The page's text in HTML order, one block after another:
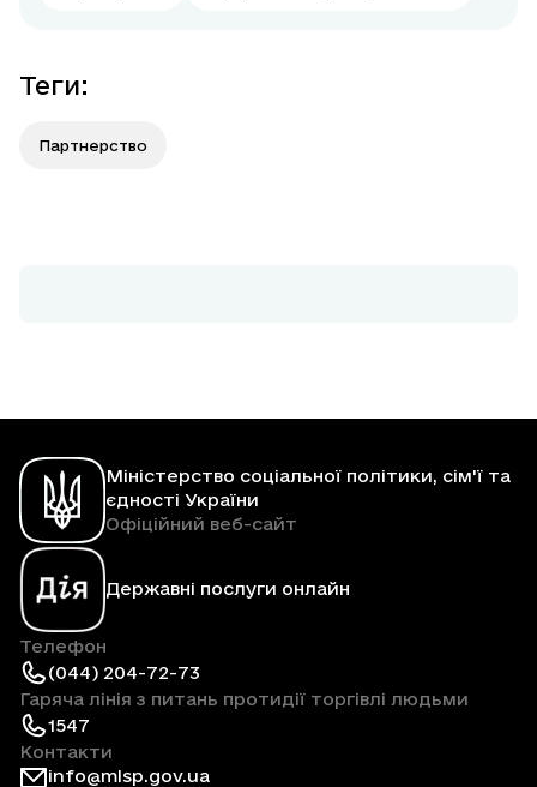
Теги:
Партнерство
Міністерство соціальної політики, сім'ї та
єдності України
Офіційний веб-сайт
Державні послуги онлайн
Телефон
(044) 204-72-73
Гаряча лінія з питань протидії торгівлі людьми
1547
Контакти
info@mlsp.gov.ua